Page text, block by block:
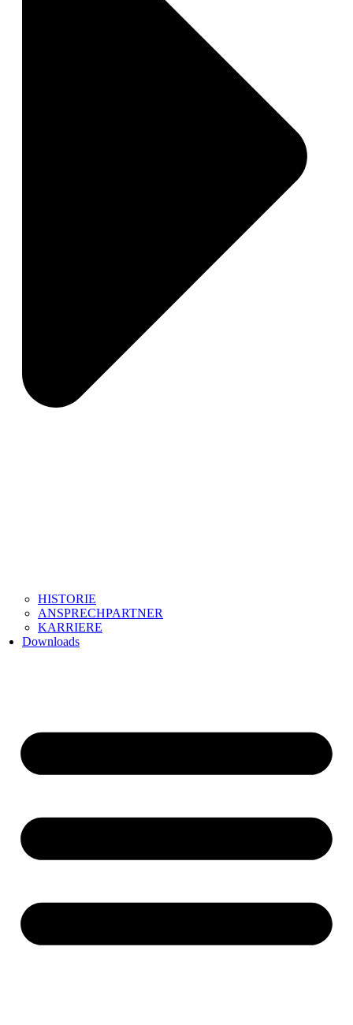
HISTORIE
ANSPRECHPARTNER
KARRIERE
Downloads